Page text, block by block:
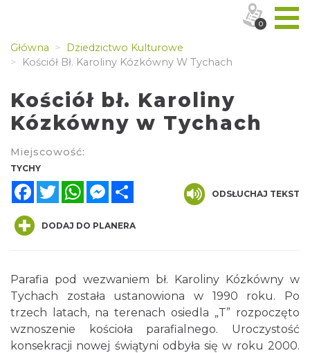
Główna
Dziedzictwo Kulturowe
Kościół Bł. Karoliny Kózkówny W Tychach
Kościół bł. Karoliny
Kózkówny w Tychach
Miejscowość:
TYCHY
FacebookTwitterWhatsAppMessenger
ODSŁUCHAJ TEKST
DODAJ DO PLANERA
Parafia pod wezwaniem bł. Karoliny Kózkówny w
Tychach została ustanowiona w 1990 roku. Po
trzech latach, na terenach osiedla „T” rozpoczęto
wznoszenie kościoła parafialnego. Uroczystość
konsekracji nowej świątyni odbyła się w roku 2000.
0